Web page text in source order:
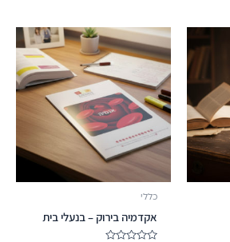
כללי
אקדמיה בירוק – בנעלי בית